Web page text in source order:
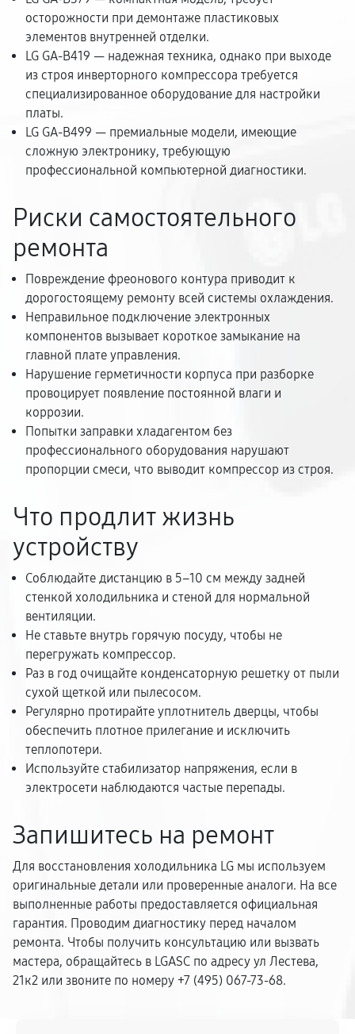
осторожности при демонтаже пластиковых
элементов внутренней отделки.
LG GA-B419 — надежная техника, однако при выходе
из строя инверторного компрессора требуется
специализированное оборудование для настройки
платы.
LG GA-B499 — премиальные модели, имеющие
сложную электронику, требующую
профессиональной компьютерной диагностики.
Риски самостоятельного
ремонта
Повреждение фреонового контура приводит к
дорогостоящему ремонту всей системы охлаждения.
Неправильное подключение электронных
компонентов вызывает короткое замыкание на
главной плате управления.
Нарушение герметичности корпуса при разборке
провоцирует появление постоянной влаги и
коррозии.
Попытки заправки хладагентом без
профессионального оборудования нарушают
пропорции смеси, что выводит компрессор из строя.
Что продлит жизнь
устройству
Соблюдайте дистанцию в 5–10 см между задней
стенкой холодильника и стеной для нормальной
вентиляции.
Не ставьте внутрь горячую посуду, чтобы не
перегружать компрессор.
Раз в год очищайте конденсаторную решетку от пыли
сухой щеткой или пылесосом.
Регулярно протирайте уплотнитель дверцы, чтобы
обеспечить плотное прилегание и исключить
теплопотери.
Используйте стабилизатор напряжения, если в
электросети наблюдаются частые перепады.
Запишитесь на ремонт
Для восстановления холодильника LG мы используем
оригинальные детали или проверенные аналоги. На все
выполненные работы предоставляется официальная
гарантия. Проводим диагностику перед началом
ремонта. Чтобы получить консультацию или вызвать
мастера, обращайтесь в LGASC по адресу ул Лестева,
21к2 или звоните по номеру +7 (495) 067-73-68.